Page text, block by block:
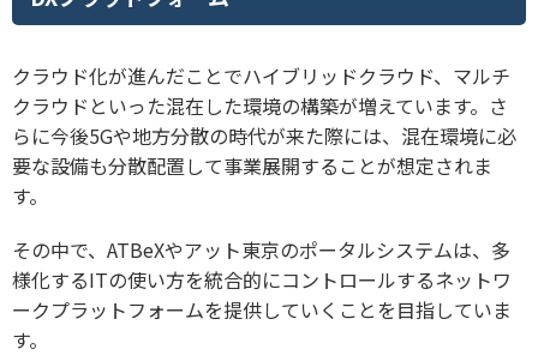
クラウド化が進んだことでハイブリッドクラウド、マルチ
クラウドといった混在した環境の構築が増えています。さ
らに今後5Gや地方分散の時代が来た際には、混在環境に必
要な設備も分散配置して事業展開することが想定されま
す。
その中で、ATBeXやアット東京のポータルシステムは、多
様化するITの使い方を統合的にコントロールするネットワ
ークプラットフォームを提供していくことを目指していま
す。